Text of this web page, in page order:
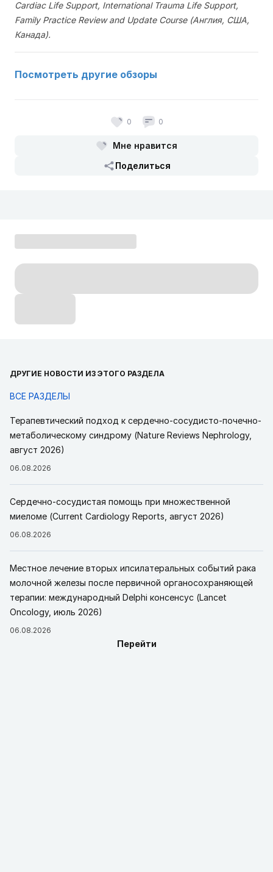
Cardiac Life Support, International Trauma Life Support,
Family Practice Review and Update Course (Англия, США,
Канада).
Посмотреть другие обзоры
0 0
Мне нравится
Поделиться
ДРУГИЕ НОВОСТИ ИЗ ЭТОГО РАЗДЕЛА
ВСЕ РАЗДЕЛЫ
Терапевтический подход к сердечно-сосудисто-почечно-
метаболическому синдрому (Nature Reviews Nephrology,
август 2026)
06.08.2026
Сердечно-сосудистая помощь при множественной
миеломе (Current Cardiology Reports, август 2026)
06.08.2026
Местное лечение вторых ипсилатеральных событий рака
молочной железы после первичной органосохраняющей
терапии: международный Delphi консенсус (Lancet
Oncology, июль 2026)
06.08.2026
Перейти